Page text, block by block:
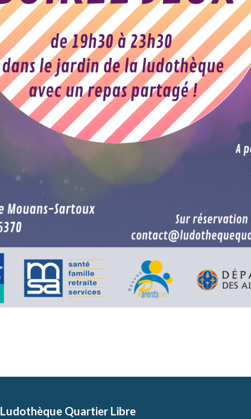
Ludothèque Quartier Libre